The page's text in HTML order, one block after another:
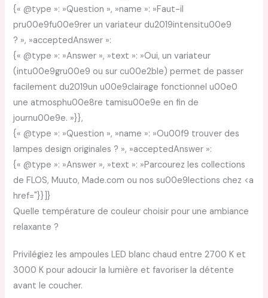
{« @type »: »Question », »name »: »Faut-il
pru00e9fu00e9rer un variateur du2019intensitu00e9
? », »acceptedAnswer »:
{« @type »: »Answer », »text »: »Oui, un variateur
(intu00e9gru00e9 ou sur cu00e2ble) permet de passer
facilement du2019un u00e9clairage fonctionnel u00e0
une atmosphu00e8re tamisu00e9e en fin de
journu00e9e. »}},
{« @type »: »Question », »name »: »Ou00f9 trouver des
lampes design originales ? », »acceptedAnswer »:
{« @type »: »Answer », »text »: »Parcourez les collections
de FLOS, Muuto, Made.com ou nos su00e9lections chez <a
href="}}]}
Quelle température de couleur choisir pour une ambiance
relaxante ?
Privilégiez les ampoules LED blanc chaud entre 2700 K et
3000 K pour adoucir la lumière et favoriser la détente
avant le coucher.